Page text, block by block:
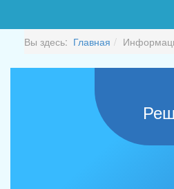
Вы здесь: Главная